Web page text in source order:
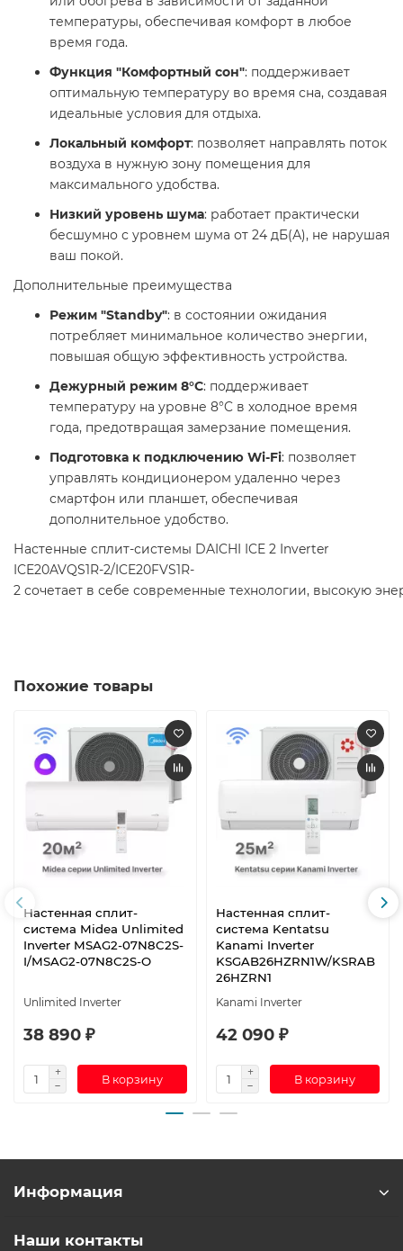
температуры, обеспечивая комфорт в любое
время года.​
Функция "Комфортный сон": поддерживает
оптимальную температуру во время сна, создавая
идеальные условия для отдыха.​
Локальный комфорт: позволяет направлять поток
воздуха в нужную зону помещения для
максимального удобства.​
Низкий уровень шума: работает практически
бесшумно с уровнем шума от 24 дБ(А), не нарушая
ваш покой.​
Дополнительные преимущества
Режим "Standby": в состоянии ожидания
потребляет минимальное количество энергии,
повышая общую эффективность устройства.​
Дежурный режим 8°С: поддерживает
температуру на уровне 8°C в холодное время
года, предотвращая замерзание помещения.​
Подготовка к подключению Wi-Fi: позволяет
управлять кондиционером удаленно через
смартфон или планшет, обеспечивая
дополнительное удобство.​
Настенные сплит-системы DAICHI ICE 2 Inverter
ICE20AVQS1R-2/ICE20FVS1R-
2 сочетает в себе современные технологии, высокую
Похожие товары
Настенная сплит-
система Midea Unlimited
Inverter MSAG2-07N8C2S-
I/MSAG2-07N8C2S-O
Unlimited Inverter
38 890 ₽
В корзину
Настенная сплит-
система Kentatsu
Kanami Inverter
KSGAB26HZRN1W/KSRAB
26HZRN1
Kanami Inverter
42 090 ₽
В корзину
Информация
Наши контакты